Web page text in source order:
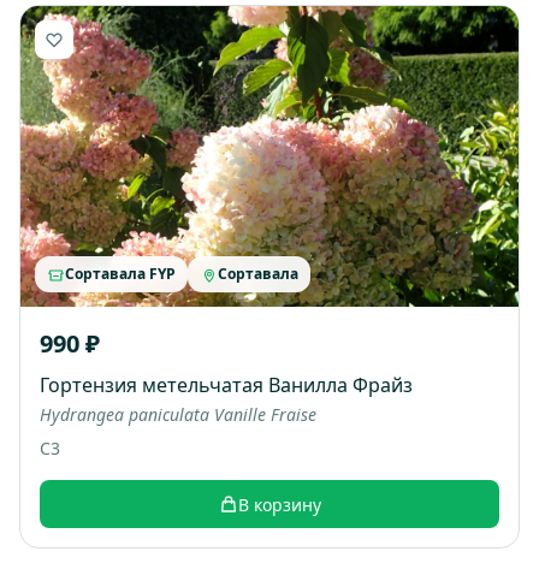
Сортавала FYP Сортавала
990 ₽
Гортензия метельчатая Ванилла Фрайз
Hydrangea paniculata Vanille Fraise
C3
В корзину